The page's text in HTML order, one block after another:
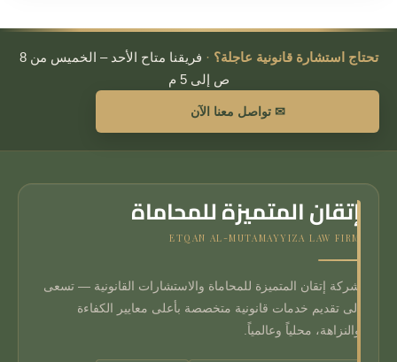
تحتاج استشارة قانونية عاجلة؟ ·
فريقنا متاح الأحد – الخميس من 8
ص إلى 5 م
✉ تواصل معنا الآن
إتقان المتميزة للمحاماة
ETQAN AL-MUTAMAYYIZA LAW FIRM
شركة إتقان المتميزة للمحاماة والاستشارات القانونية — تسعى
إلى تقديم خدمات قانونية متخصصة بأعلى معايير الكفاءة
والنزاهة، محلياً وعالمياً.